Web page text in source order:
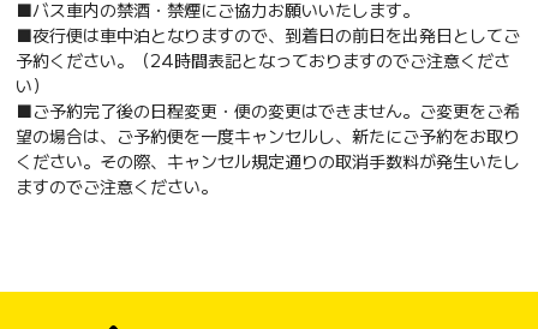
■バス車内の禁酒・禁煙にご協力お願いいたします。
■夜行便は車中泊となりますので、到着日の前日を出発日としてご
予約ください。（24時間表記となっておりますのでご注意くださ
い）
■ご予約完了後の日程変更・便の変更はできません。ご変更をご希
望の場合は、ご予約便を一度キャンセルし、新たにご予約をお取り
ください。その際、キャンセル規定通りの取消手数料が発生いたし
ますのでご注意ください。